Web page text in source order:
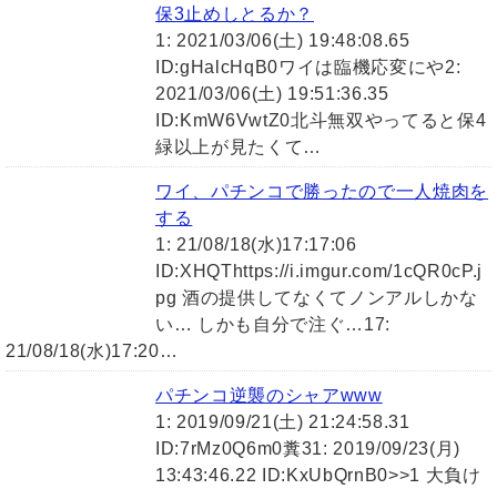
保3止めしとるか？
1: 2021/03/06(土) 19:48:08.65
ID:gHalcHqB0ワイは臨機応変にや2:
2021/03/06(土) 19:51:36.35
ID:KmW6VwtZ0北斗無双やってると保4
緑以上が見たくて…
ワイ、パチンコで勝ったので一人焼肉を
する
1: 21/08/18(水)17:17:06
ID:XHQThttps://i.imgur.com/1cQR0cP.j
pg 酒の提供してなくてノンアルしかな
い… しかも自分で注ぐ…17:
21/08/18(水)17:20…
パチンコ逆襲のシャアwww
1: 2019/09/21(土) 21:24:58.31
ID:7rMz0Q6m0糞31: 2019/09/23(月)
13:43:46.22 ID:KxUbQrnB0>>1 大負け